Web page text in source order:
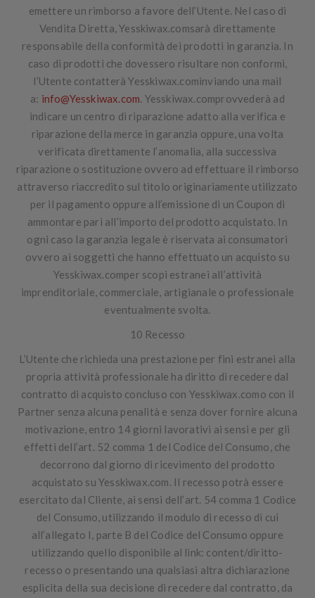
emettere un rimborso a favore dell’Utente. Nel caso di
Vendita Diretta, Yesskiwax.comsarà direttamente
responsabile della conformità dei prodotti in garanzia. In
caso di prodotti che dovessero risultare non conformi,
l’Utente contatterà Yesskiwax.cominviando una mail
a: info@Yesskiwax.com. Yesskiwax.comprovvederà ad
indicare un centro di riparazione adatto alla verifica e
riparazione della merce in garanzia oppure, una volta
verificata direttamente l’anomalia, alla successiva
riparazione o sostituzione ovvero ad effettuare il rimborso
attraverso riaccredito sul titolo originariamente utilizzato
per il pagamento oppure all’emissione di un Coupon di
ammontare pari all’importo del prodotto acquistato. In
ogni caso la garanzia legale è riservata ai consumatori
ovvero ai soggetti che hanno effettuato un acquisto su
Yesskiwax.comper scopi estranei all’attività
imprenditoriale, commerciale, artigianale o professionale
eventualmente svolta.
10 Recesso
L’Utente che richieda una prestazione per fini estranei alla
propria attività professionale ha diritto di recedere dal
contratto di acquisto concluso con Yesskiwax.como con il
Partner senza alcuna penalità e senza dover fornire alcuna
motivazione, entro 14 giorni lavorativi ai sensi e per gli
effetti dell’art. 52 comma 1 del Codice del Consumo, che
decorrono dal giorno di ricevimento del prodotto
acquistato su Yesskiwax.com. Il recesso potrà essere
esercitato dal Cliente, ai sensi dell’art. 54 comma 1 Codice
del Consumo, utilizzando il modulo di recesso di cui
all’allegato I, parte B del Codice del Consumo oppure
utilizzando quello disponibile al link: content/diritto-
recesso o presentando una qualsiasi altra dichiarazione
esplicita della sua decisione di recedere dal contratto, da